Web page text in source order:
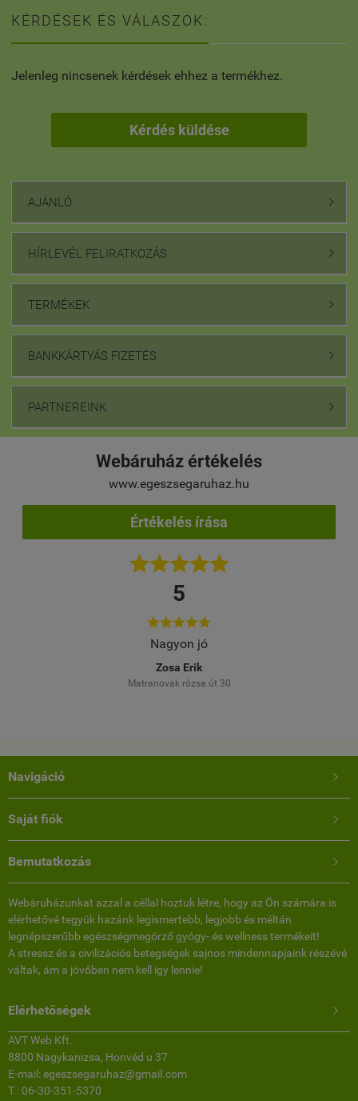
KÉRDÉSEK ÉS VÁLASZOK:
Jelenleg nincsenek kérdések ehhez a termékhez.
Kérdés küldése
AJÁNLÓ 
HÍRLEVÉL FELIRATKOZÁS 
TERMÉKEK 
BANKKÁRTYÁS FIZETÉS 
PARTNEREINK 
Webáruház értékelés
www.egeszsegaruhaz.hu
Értékelés írása

5

Nagyon jó
Zosa Erik
Matranovak rózsa út 30
Navigáció 
Saját fiók 
Bemutatkozás 
Webáruházunkat azzal a céllal hoztuk létre, hogy az Ön számára is
elérhetővé tegyük hazánk legismertebb, legjobb és méltán
legnépszerűbb egészségmegörző gyógy- és wellness termékeit!
A stressz és a civilizációs betegségek sajnos mindennapjaink részévé
váltak, ám a jövőben nem kell így lennie!
Elérhetőségek 
AVT Web Kft.
8800 Nagykanizsa, Honvéd u 37
E-mail: egeszsegaruhaz@gmail.com
T.: 06-30-351-5370